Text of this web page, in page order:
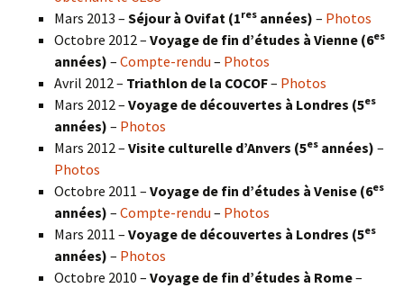
Mars 2013 – Séjour à Ovifat (1res années) – Photos
Octobre 2012 – Voyage de fin d’études à Vienne (6es
années) – Compte-rendu – Photos
Avril 2012 – Triathlon de la COCOF– Photos
Mars 2012 – Voyage de découvertes à Londres (5es
années) – Photos
Mars 2012 – Visite culturelle d’Anvers (5es années) –
Photos
Octobre 2011 – Voyage de fin d’études à Venise (6es
années) – Compte-rendu – Photos
Mars 2011 – Voyage de découvertes à Londres (5es
années) – Photos
Octobre 2010 – Voyage de fin d’études à Rome–